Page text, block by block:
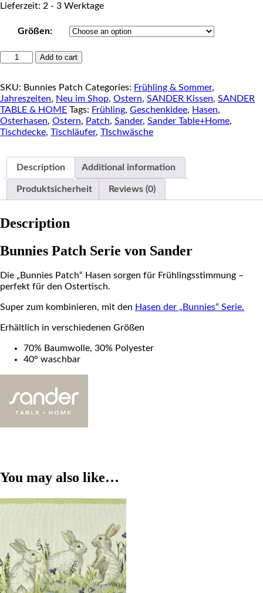
Lieferzeit: 2 - 3 Werktage
Größen:
SANDER
Home
Serie
"Bunnies
Patch"
quantity
Add to cart
SKU: Bunnies Patch Categories: Frühling & Sommer,
Jahreszeiten, Neu im Shop, Ostern, SANDER Kissen, SANDER
TABLE & HOME Tags: Frühling, Geschenkidee, Hasen,
Osterhasen, Ostern, Patch, Sander, Sander Table+Home,
Tischdecke, Tischläufer, TIschwäsche
Description Additional information
Produktsicherheit Reviews (0)
Description
Bunnies Patch Serie von Sander
Die „Bunnies Patch“ Hasen sorgen für Frühlingsstimmung –
perfekt für den Ostertisch.
Super zum kombinieren, mit den Hasen der „Bunnies“ Serie.
Erhältlich in verschiedenen Größen
70% Baumwolle, 30% Polyester
40° waschbar
You may also like…